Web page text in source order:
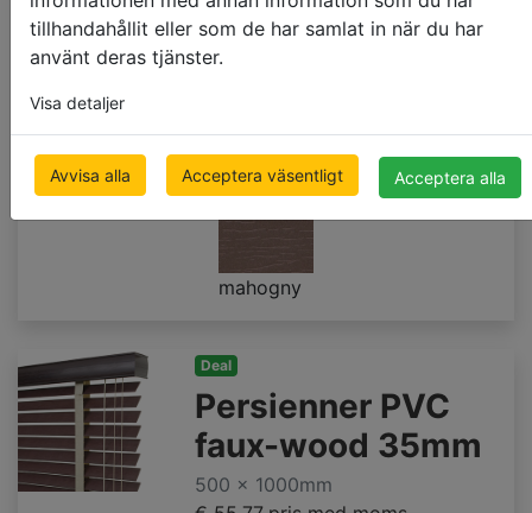
tillhandahållit eller som de har samlat in när du har
använt deras tjänster.
Visa detaljer
Avvisa alla Acceptera väsentligt Acceptera alla
mahogny
Deal
Persienner PVC
faux-wood 35mm
500 x 1000mm